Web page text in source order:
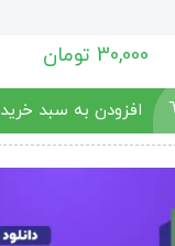
30,000 تومان
افزودن به سبد خرید